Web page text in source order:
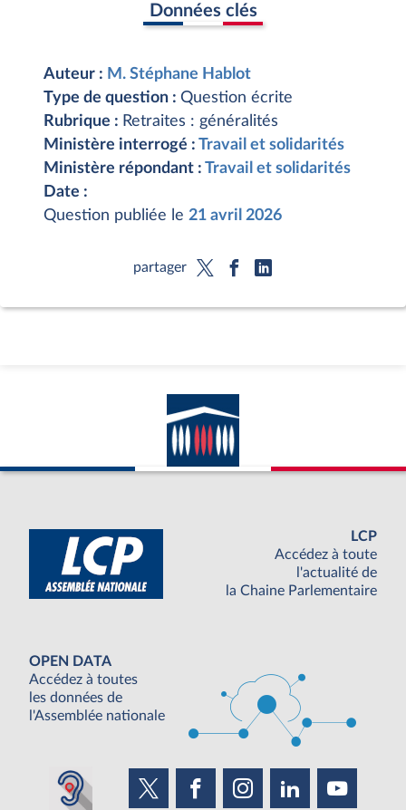
Données clés
Auteur : M. Stéphane Hablot
Type de question : Question écrite
Rubrique : Retraites : généralités
Ministère interrogé : Travail et solidarités
Ministère répondant : Travail et solidarités
Date :
Question publiée le 21 avril 2026
partager
LCP
Accédez à toute
l'actualité de
la Chaine Parlementaire
OPEN DATA
Accédez à toutes
les données de
l'Assemblée nationale